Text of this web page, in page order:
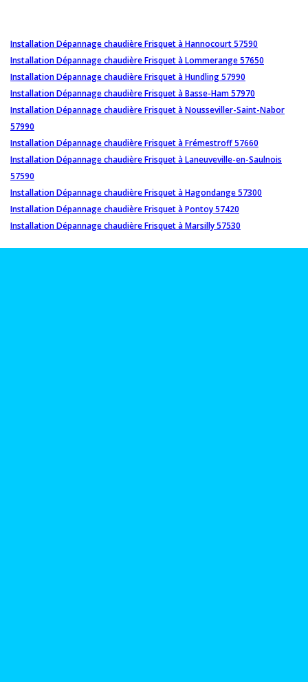
Installation Dépannage chaudière Frisquet à Hannocourt 57590
Installation Dépannage chaudière Frisquet à Lommerange 57650
Installation Dépannage chaudière Frisquet à Hundling 57990
Installation Dépannage chaudière Frisquet à Basse-Ham 57970
Installation Dépannage chaudière Frisquet à Nousseviller-Saint-Nabor
57990
Installation Dépannage chaudière Frisquet à Frémestroff 57660
Installation Dépannage chaudière Frisquet à Laneuveville-en-Saulnois
57590
Installation Dépannage chaudière Frisquet à Hagondange 57300
Installation Dépannage chaudière Frisquet à Pontoy 57420
Installation Dépannage chaudière Frisquet à Marsilly 57530